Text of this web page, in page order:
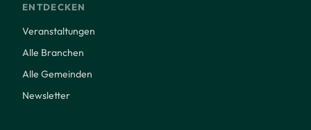
ENTDECKEN
Veranstaltungen
Alle Branchen
Alle Gemeinden
Newsletter